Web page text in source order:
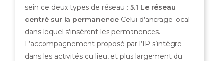
sein de deux types de réseau :5.1 Le réseau
centré sur la permanence Celui d’ancrage local
dans lequel s’insèrent les permanences.
L’accompagnement proposé par l’IP s’intègre
dans les activités du lieu, et plus largement du